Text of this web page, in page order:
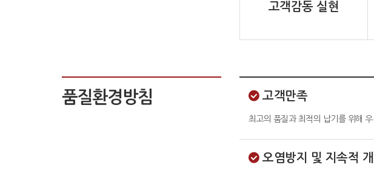
고객감동 실현
품질환경방침 고객만족
최고의 품질과 최적의 납기를 위해
오염방지 및 지속적